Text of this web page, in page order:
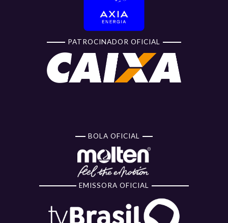
PATROCINADOR OFICIAL
BOLA OFICIAL
EMISSORA OFICIAL